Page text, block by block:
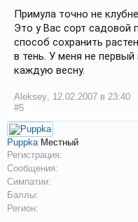
Примула точно не
Это у Вас сорт садовой
способ сохранить
в тень. У меня не
каждую весну.
Aleksey, 12.02.2007 в 23:40
#5
Puppka Местный
Регистрация:
Сообщения:
Симпатии:
Баллы:
Регион: